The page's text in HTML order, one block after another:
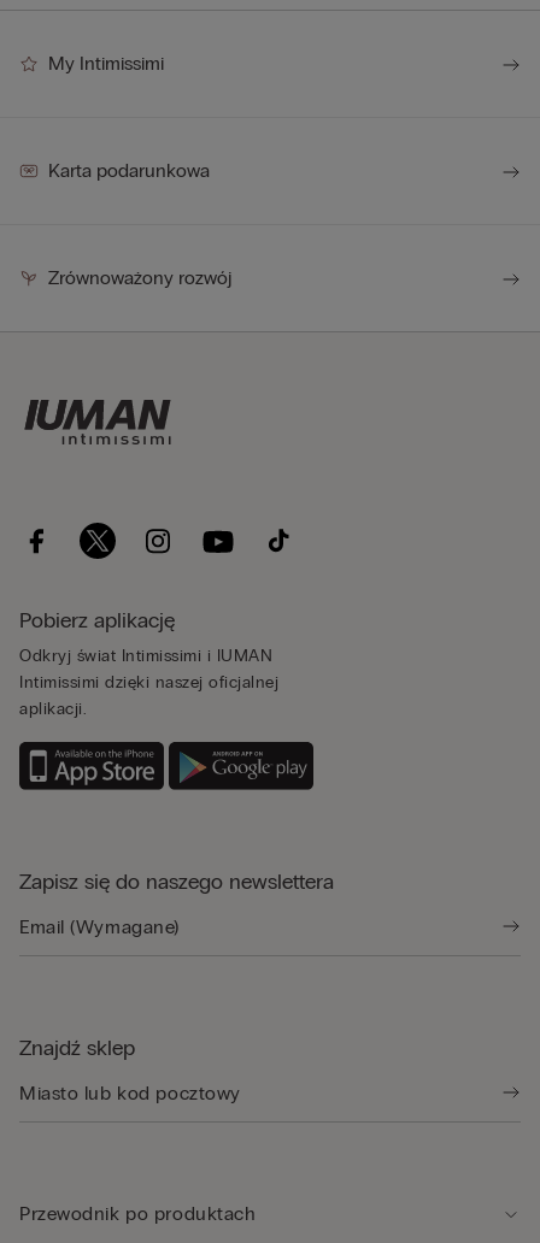
My Intimissimi
Karta podarunkowa
Zrównoważony rozwój
Pobierz aplikację
Odkryj świat Intimissimi i IUMAN
Intimissimi dzięki naszej oficjalnej
aplikacji.
Zapisz się do naszego newslettera
Znajdź sklep
Przewodnik po produktach